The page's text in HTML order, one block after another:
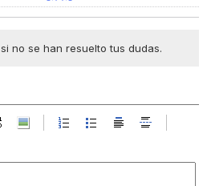
si no se han resuelto tus dudas.